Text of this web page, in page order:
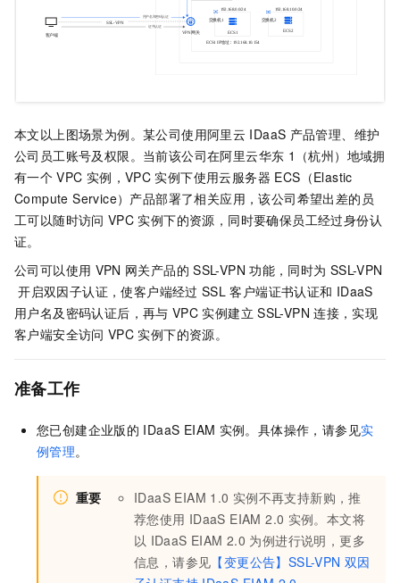
本文以上图场景为例。某公司使用阿里云 IDaaS 产品管理、维护
公司员工账号及权限。当前该公司在阿里云华东 1（杭州）地域拥
有一个 VPC 实例，VPC 实例下使用云服务器 ECS（Elastic
Compute Service） 产品部署了相关应用，该公司希望出差的员
工可以随时访问 VPC 实例下的资源，同时要确保员工经过身份认
证。
公司可以使用 VPN 网关产品的 SSL-VPN 功能，同时为 SSL-VPN
开启双因子认证，使客户端经过 SSL 客户端证书认证和 IDaaS
用户名及密码认证后，再与 VPC 实例建立 SSL-VPN 连接，实现
客户端安全访问 VPC 实例下的资源。
准备工作
您已创建企业版的 IDaaS EIAM 实例。具体操作，请参见实
例管理。
重要 IDaaS EIAM 1.0 实例不再支持新购，推
荐您使用 IDaaS EIAM 2.0 实例。本文将
以 IDaaS EIAM 2.0 为例进行说明，更多
信息，请参见 【变更公告】SSL-VPN 双因